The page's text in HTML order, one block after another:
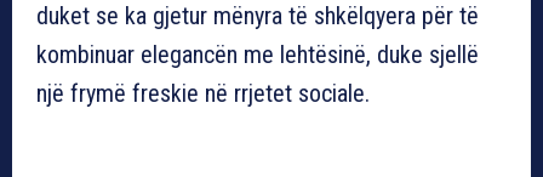
duket se ka gjetur mënyra të shkëlqyera për të
kombinuar elegancën me lehtësinë, duke sjellë
një frymë freskie në rrjetet sociale.